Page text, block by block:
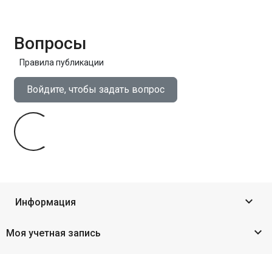
Вопросы
Правила публикации
Войдите, чтобы задать вопрос
Информация 
Моя учетная запись 